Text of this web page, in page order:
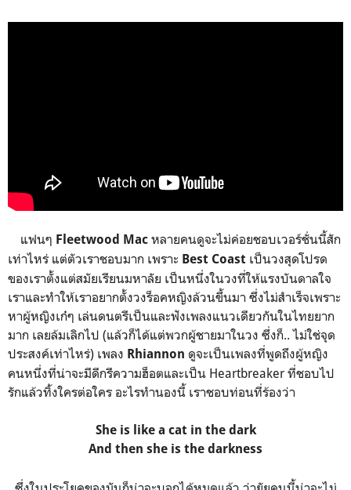
แฟนๆ Fleetwood Mac หลายคนดูจะไม่ค่อยชอบเวอร์ชั่นนี้สัก
เท่าไหร่ แต่ตัวเราชอบมาก เพราะ Best Coast เป็นวงสุดโปรด
ของเราตั้งแต่สมัยเรียนมหาลัย เป็นหนึ่งในวงที่ให้แรงบันดาลใจ
เราและทำให้เราอยากตั้งวงร็อคหญิงล้วนขึ้นมา ซึ่งไม่สำเร็จเพราะ
หาผู้หญิงเก๋ๆ เล่นดนตรีเป็นและฟังเพลงแนวเดียวกันในไทยยาก
มาก เลยล้มเลิกไป (แล้วก็ได้แต่พวกผู้ชายมาในวง ซึ่งก็.. ไม่ใช่จุด
ประสงค์เท่าไหร่) เพลง Rhiannon ดูจะเป็นเพลงที่พูดถึงผู้หญิง
คนหนึ่งที่น่าจะมีดีกรีความฮ็อตและเป็น Heartbreaker ที่ชอบไป
รักแล้วทิ้งใครต่อใคร อะไรทำนองนี้ เราชอบท่อนที่ร้องว่า
She is like a cat in the dark
And then she is the darkness